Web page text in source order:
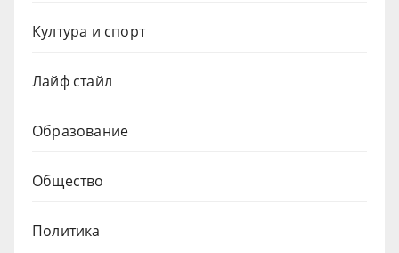
Култура и спорт
Лайф стайл
Образование
Общество
Политика